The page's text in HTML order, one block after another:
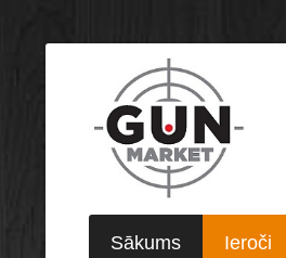
Sākums Ieroči